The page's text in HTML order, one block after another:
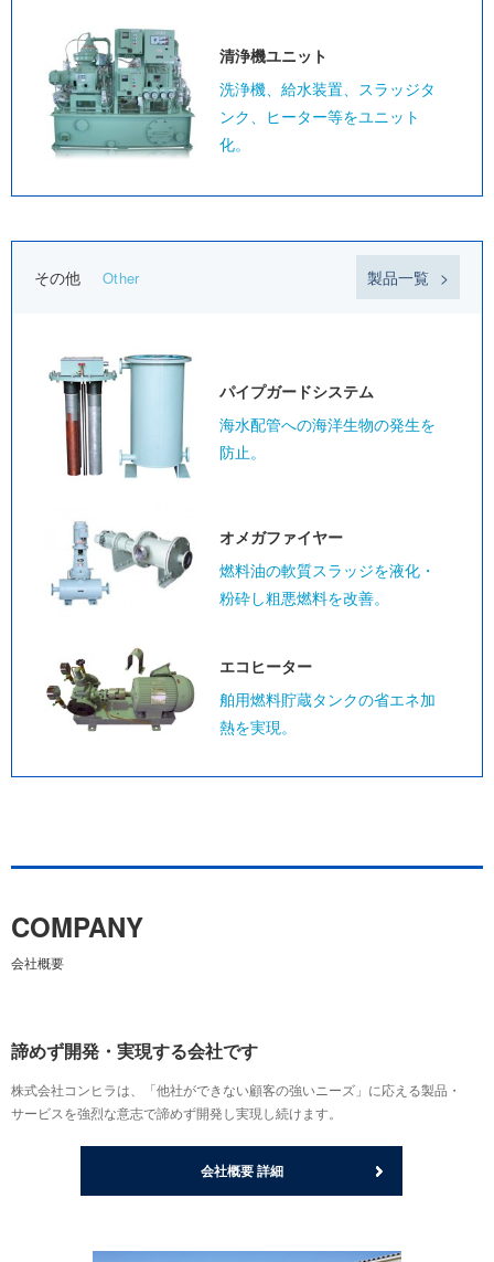
清浄機ユニット
洗浄機、給水装置、スラッジタ
ンク、ヒーター等をユニット
化。
その他 Other 製品一覧
パイプガードシステム
海水配管への海洋生物の発生を
防止。
オメガファイヤー
燃料油の軟質スラッジを液化・
粉砕し粗悪燃料を改善。
エコヒーター
舶用燃料貯蔵タンクの省エネ加
熱を実現。
COMPANY
会社概要
諦めず開発・実現する会社です
株式会社コンヒラは、「他社ができない顧客の強いニーズ」に応える製品・
サービスを強烈な意志で諦めず開発し実現し続けます。
会社概要 詳細